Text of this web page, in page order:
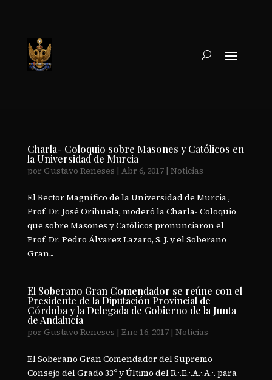
Charla- Coloquio sobre Masones y Católicos en
la Universidad de Murcia
por Gustavo Reneses | Abr 6, 2017| Noticias
El Rector Magnífico de la Universidad de Murcia ,
Prof. Dr. José Orihuela, moderó la Charla- Coloquio
que sobre Masones y Católicos pronunciaron el
Prof. Dr. Pedro Álvarez Lazaro, S. J. y el Soberano
Gran...
El Soberano Gran Comendador se reúne con el
Presidente de la Diputación Provincial de
Córdoba y la Delegada de Gobierno de la Junta
de Andalucía
por Gustavo Reneses | Ene 16, 2017| Noticias
El Soberano Gran Comendador del Supremo
Consejo del Grado 33º y Último del R.·.E.·.A.·.A.·. para